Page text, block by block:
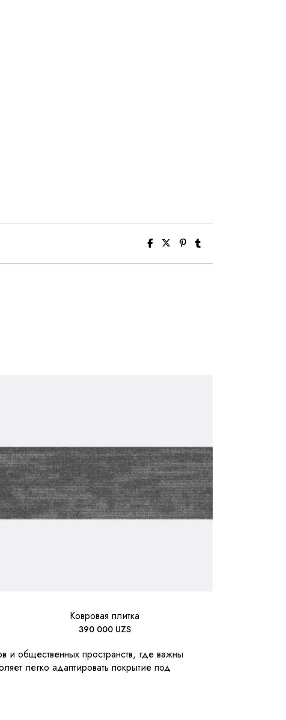
Ковровая плитка
390 000 UZS
и общественных пространств, где важны
легко адаптировать покрытие под
локальных загрязнениях или